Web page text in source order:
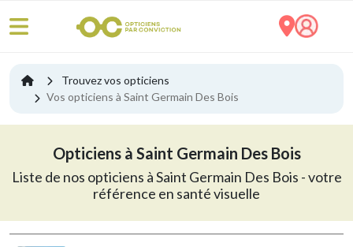
Trouvez vos opticiens
Vos opticiens à Saint Germain Des Bois
Opticiens à Saint Germain Des Bois
Liste de nos opticiens à Saint Germain Des Bois - votre
référence en santé visuelle